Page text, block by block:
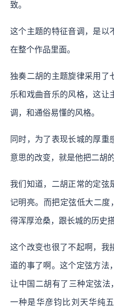
致。
这个主题的特征音调，是以
在整个作品里面。
独奏二胡的主题旋律采用了
乐和戏曲音乐的风格，这让
调，和通俗易懂的风格。
同时，为了表现长城的厚重
意思的改变，就是他把二胡
我们知道，二胡正常的定弦
记明亮。而把定弦低大二度
得浑厚沧桑，跟长城的历史
这个改变也很了不起啊，我
道的事了啊。这个定弦方法
让中国二胡有了三种定弦法
一种是华彦钧比刘天华纯